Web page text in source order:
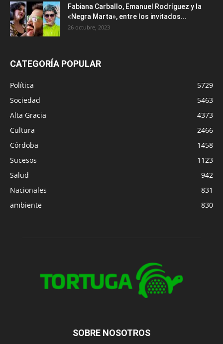
Fabiana Carballo, Emanuel Rodríguez y la
«Negra Marta», entre los invitados...
26 octubre, 2023
CATEGORÍA POPULAR
Política
5729
Sociedad
5463
Alta Gracia
4373
Cultura
2466
Córdoba
1458
Sucesos
1123
Salud
942
Nacionales
831
ambiente
830
SOBRE NOSOTROS